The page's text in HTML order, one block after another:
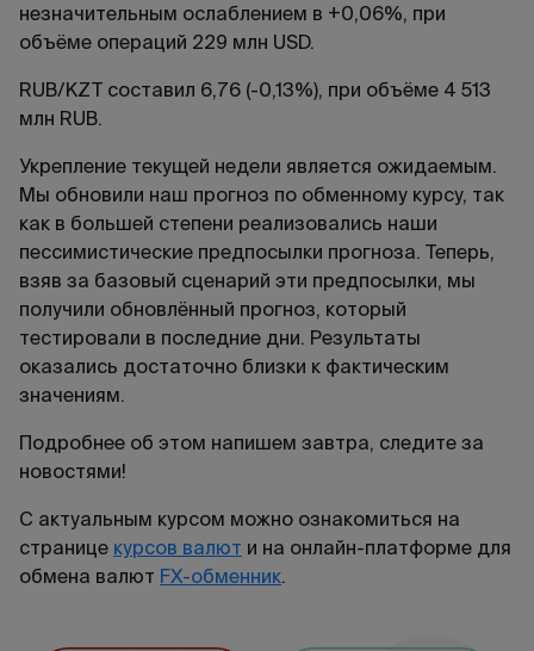
незначительным ослаблением в +0,06%, при
объёме операций 229 млн USD.
RUB/KZT составил 6,76 (-0,13%), при объёме 4 513
млн RUB.
Укрепление текущей недели является ожидаемым.
Мы обновили наш прогноз по обменному курсу, так
как в большей степени реализовались наши
пессимистические предпосылки прогноза. Теперь,
взяв за базовый сценарий эти предпосылки, мы
получили обновлённый прогноз, который
тестировали в последние дни. Результаты
оказались достаточно близки к фактическим
значениям.
Подробнее об этом напишем завтра, следите за
новостями!
С актуальным курсом можно ознакомиться на
странице курсов валют и на онлайн-платформе для
обмена валют FX-обменник.